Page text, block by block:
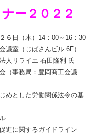
ー２０２２
日（木）14：00～16：30
（じばさんビル 6F）
ライエ 石田隆利 氏
務局：豊岡商工会議
した労働関係法令の基
るガイドライン